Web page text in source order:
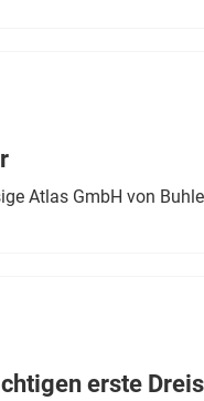
Atlas GmbH von
erste